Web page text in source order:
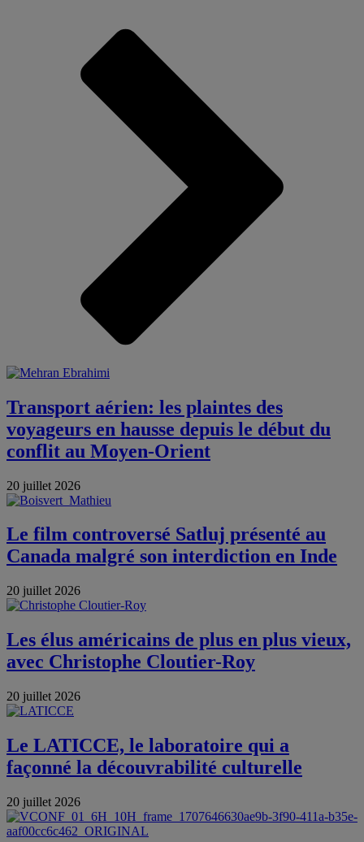
Transport aérien: les plaintes des
voyageurs en hausse depuis le début du
conflit au Moyen-Orient
20 juillet 2026
Le film controversé Satluj présenté au
Canada malgré son interdiction en Inde
20 juillet 2026
Les élus américains de plus en plus vieux,
avec Christophe Cloutier-Roy
20 juillet 2026
Le LATICCE, le laboratoire qui a
façonné la découvrabilité culturelle
20 juillet 2026